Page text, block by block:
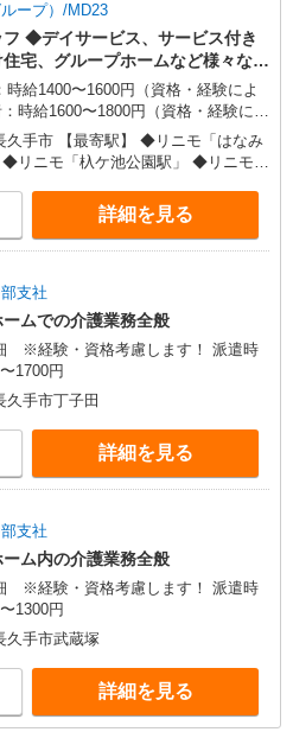
ープ）/MD23
フ ◆デイサービス、サービス付き
宅、グループホームなど様々な勤
ます。
時給1400〜1600円（資格・経験によ
時給1600〜1800円（資格・経験によ
◆支払い方法 ※日
月払い対応も可能です。詳しくは面談
ださい。 ◆交通費：別途全額支給 ※
】 ◆リニモ「はなみ
◆リニモ「杁ケ池公園駅」 ◆リニモ
詳細を見る
支社
ムでの介護業務全般
※経験・資格考慮します！ 派遣時
1700円
久手市丁子田
詳細を見る
支社
ム内の介護業務全般
※経験・資格考慮します！ 派遣時
1300円
久手市武蔵塚
詳細を見る